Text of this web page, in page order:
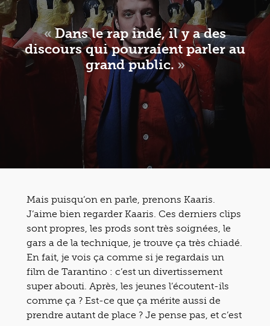
«Dans le rap indé, il y a des
discours qui pourraient parler au
grand public. »
Mais puisqu’on en parle, prenons Kaaris.
J’aime bien regarder Kaaris. Ces derniers clips
sont propres, les prods sont très soignées, le
gars a de la technique, je trouve ça très chiadé.
En fait, je vois ça comme si je regardais un
film de Tarantino : c’est un divertissement
super abouti. Après, les jeunes l’écoutent-ils
comme ça ? Est-ce que ça mérite aussi de
prendre autant de place ? Je pense pas, et c’est